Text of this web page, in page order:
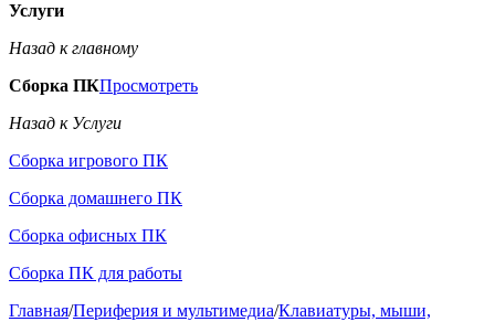
Услуги
Назад к главному
Сборка ПКПросмотреть
Назад к Услуги
Сборка игрового ПК
Сборка домашнего ПК
Сборка офисных ПК
Сборка ПК для работы
Главная/Периферия и мультимедиа/Клавиатуры, мыши,